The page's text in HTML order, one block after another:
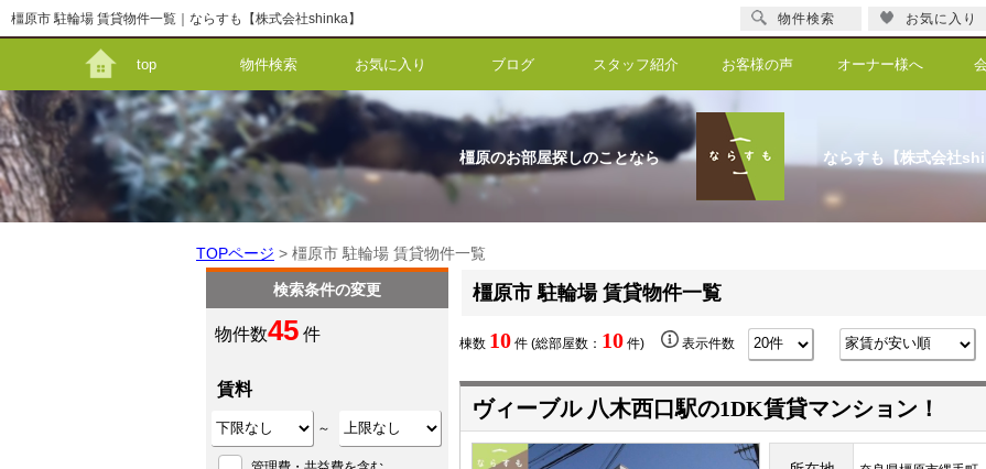
橿原市 駐輪場 賃貸物件一覧｜ならすも【株式会社shinka】
top 物件検索 お気に入り ブログ スタッフ紹介 お客様の声 オーナー様へ
橿原のお部屋探しのことなら ならすも【株式会社
TOPページ > 橿原市 駐輪場 賃貸物件一覧
橿原市 駐輪場 賃貸物件一覧
棟数 10 件 (総部屋数： 10 件) 表示件数
ヴィーブル 八木西口駅の1DK賃貸マンション！
検索条件の変更
物件数45 件
賃料
～
物件検索 お気に入り